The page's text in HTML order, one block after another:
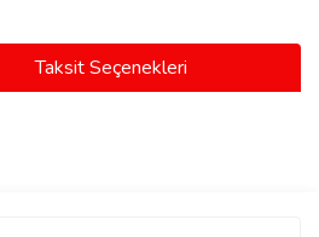
Taksit Seçenekleri